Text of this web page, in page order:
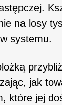
na losy
systemu.
jak
które jej